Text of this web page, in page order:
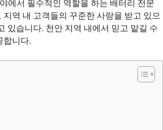
에서 필수적인 역할을 하는 배터리 전문
역 내 고객들의 꾸준한 사랑을 받고 있으
있습니다. 천안 지역 내에서 믿고 맡길 수
합니다.